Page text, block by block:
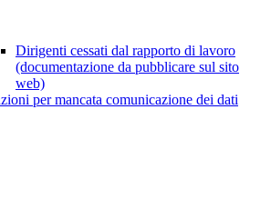
Dirigenti cessati dal rapporto di lavoro
(documentazione da pubblicare sul sito
web)
per mancata comunicazione dei dati